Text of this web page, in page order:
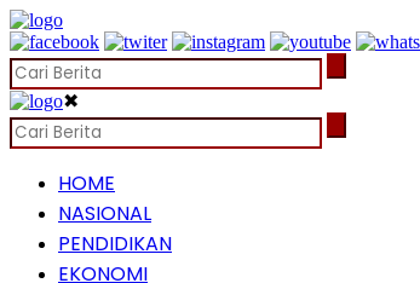
✖
HOME
NASIONAL
PENDIDIKAN
EKONOMI